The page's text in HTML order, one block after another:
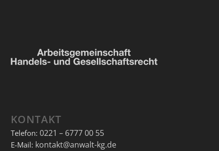
KONTAKT
Telefon: 0221 – 6777 00 55
E-Mail: kontakt@anwalt-kg.de